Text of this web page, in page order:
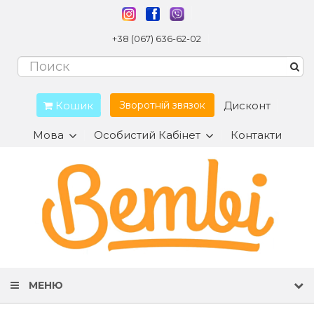
+38 (067) 636-62-02
Кошик Зворотній звязок Дисконт
Мова Особистий Кабінет Контакти
МЕНЮ